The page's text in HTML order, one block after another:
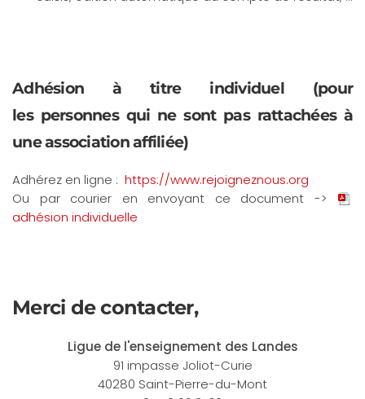
Adhésion à titre individuel (pour
les personnes qui ne sont pas rattachées à
une association affiliée)
Adhérez en ligne : https://www.rejoigneznous.org
Ou par courier en envoyant ce document ->
adhésion individuelle
Merci de contacter,
Ligue de l'enseignement des Landes
91 impasse Joliot-Curie
40280 Saint-Pierre-du-Mont